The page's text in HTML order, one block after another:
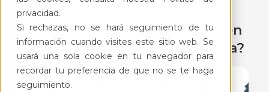
privacidad.
Si rechazas, no se hará seguimiento de tu
información cuando visites este sitio web. Se
usará una sola cookie en tu navegador para
recordar tu preferencia de que no se te haga
seguimiento.
Control de acceso vehicular en
condominios: ¿Cómo funciona?